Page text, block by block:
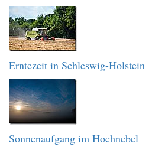
Erntezeit in Schleswig-Holstein
Sonnenaufgang im Hochnebel